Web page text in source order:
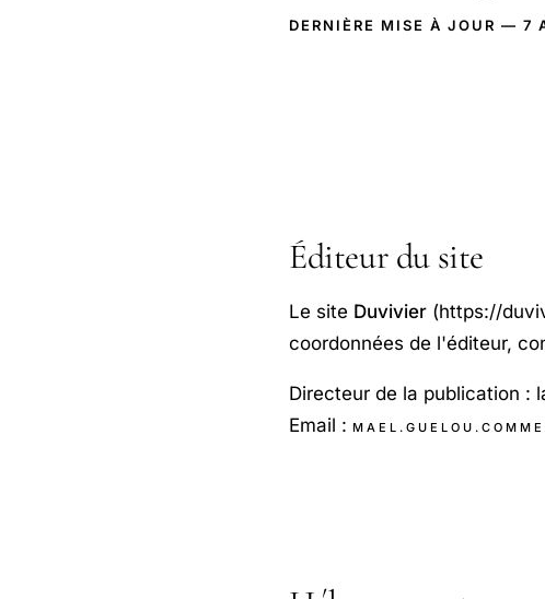
DERNIÈRE MISE À JOUR — 7
Éditeur du site
Le site Duvivier (https://
coordonnées de l'éditeur,
Directeur de la publication :
Email :